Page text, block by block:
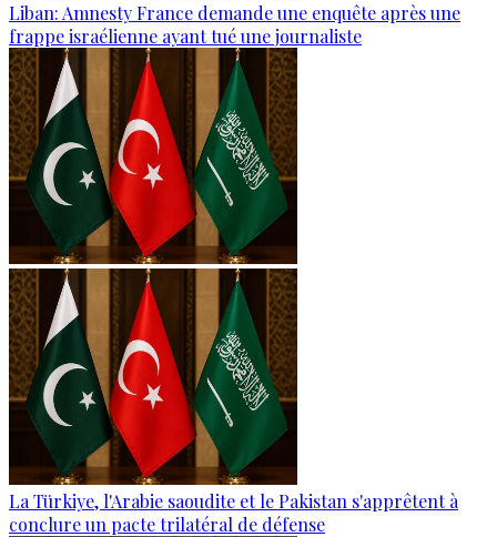
Liban: Amnesty France demande une enquête après une
frappe israélienne ayant tué une journaliste
La Türkiye, l'Arabie saoudite et le Pakistan s'apprêtent à
conclure un pacte trilatéral de défense